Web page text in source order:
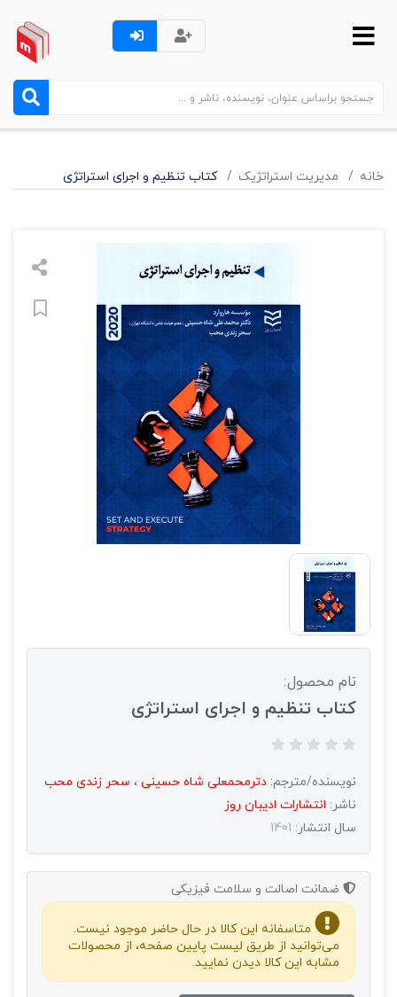
خانه مدیریت استراتژیک کتاب تنظیم و اجرای استراتژی
نام محصول:
کتاب تنظیم و اجرای استراتژی
نویسنده/مترجم: دترمحمعلی شاه حسینی ، سحر زندی محب
ناشر: انتشارات اديبان روز
سال انتشار: 1401
ضمانت اصالت و سلامت فیزیکی
متاسفانه این کالا در حال حاضر موجود نیست.
می‌توانید از طریق لیست پایین صفحه، از محصولات
مشابه این کالا دیدن نمایید.